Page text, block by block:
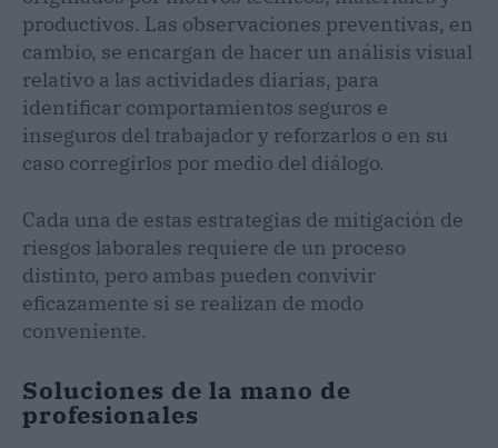
productivos. Las observaciones preventivas, en
cambio, se encargan de hacer un análisis visual
relativo a las actividades diarias, para
identificar comportamientos seguros e
inseguros del trabajador y reforzarlos o en su
caso corregirlos por medio del diálogo.
Cada una de estas estrategias de mitigación de
riesgos laborales requiere de un proceso
distinto, pero ambas pueden convivir
eficazamente si se realizan de modo
conveniente.
Soluciones de la mano de
profesionales